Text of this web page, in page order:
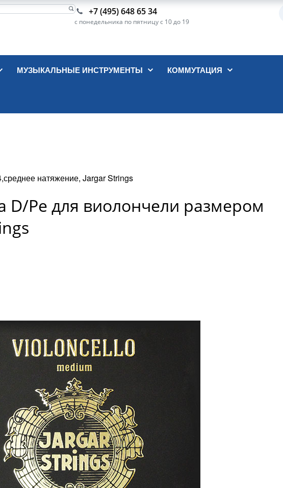
+7 (495) 648 65 34
с понедельника по пятницу с 10 до 19
МУЗЫКАЛЬНЫЕ ИНСТРУМЕНТЫ КОММУТАЦИЯ
натяжение, Jargar Strings
D/Ре для виолончели размером